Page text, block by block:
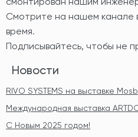
Смотрите на нашем канале
время.
Подписывайтесь, чтобы не
Новости
RIVO SYSTEMS на выставке
Международная выставка
С Новым 2025 годом!